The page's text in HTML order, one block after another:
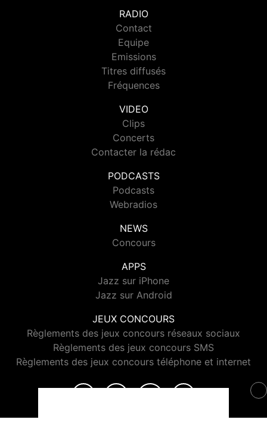
RADIO
Contact
Equipe
Emissions
Titres diffusés
Fréquences
VIDEO
Clips
Concerts
Contacter la rédac
PODCASTS
Podcasts
Webradios
NEWS
Concours
APPS
Jazz sur iPhone
Jazz sur Android
JEUX CONCOURS
Règlements des jeux concours réseaux sociaux
Règlements des jeux concours SMS
Règlements des jeux concours téléphone et internet